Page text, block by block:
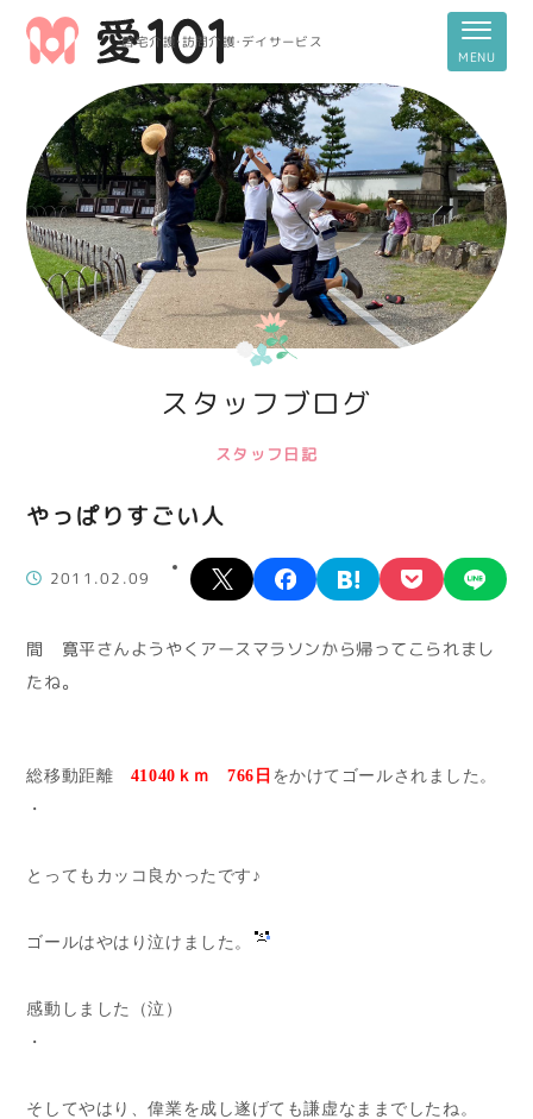
居宅介護・訪問介護・デイサービス
スタッフブログ
スタッフ日記
やっぱりすごい人
2011.02.09
X facebookhatena pocket
間 寛平さんようやくアースマラソンから帰ってこられまし
たね。
総移動距離 41040ｋｍ 766日 をかけてゴールされました。
・
とってもカッコ良かったです♪
ゴールはやはり泣けました。
感動しました（泣）
・
そしてやはり、偉業を成し遂げても謙虚なままでしたね。